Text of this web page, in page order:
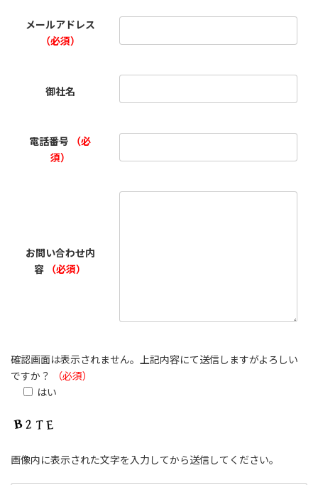
メールアドレス
（必須）
御社名
電話番号
（必
須）
お問い合わせ内
容
（必須）
確認画面は表示されません。上記内容にて送信しますがよろしい
ですか？
（必須）
はい
画像内に表示された文字を入力してから送信してください。